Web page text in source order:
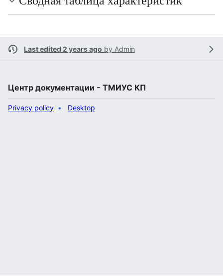
Last edited 2 years ago by Admin
Центр документации - ТМИУС КП
Privacy policy Desktop